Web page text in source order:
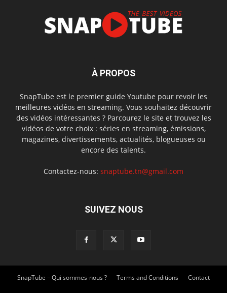
À PROPOS
SnapTube est le premier guide Youtube pour revoir les
meilleures vidéos en streaming. Vous souhaitez découvrir
des vidéos intéressantes ? Parcourez le site et trouvez les
vidéos de votre choix : séries en streaming, émissions,
magazines, divertissements, actualités, blogueuses ou
encore des talents.
Contactez-nous: snaptube.tn@gmail.com
SUIVEZ NOUS
SnapTube – Qui sommes-nous ? Terms and Conditions Contact